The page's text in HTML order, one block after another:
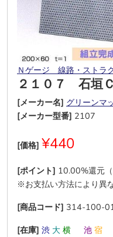
Ｎゲージ 線路・ストラ
２１０７ 石垣
[メーカー名] グリーンマ
[メーカー型番] 2107
[価格] ¥440
[ポイント] 10.00%還元
※お支払い方法により異
[商品コード] 314-100-
[在庫] 渋 大 横 池 宿